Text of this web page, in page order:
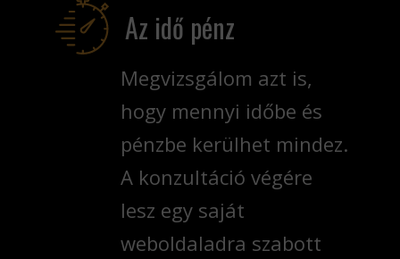
Az idő pénz
Megvizsgálom azt is,
hogy mennyi időbe és
pénzbe kerülhet mindez.
A konzultáció végére
lesz egy saját
weboldaladra szabott